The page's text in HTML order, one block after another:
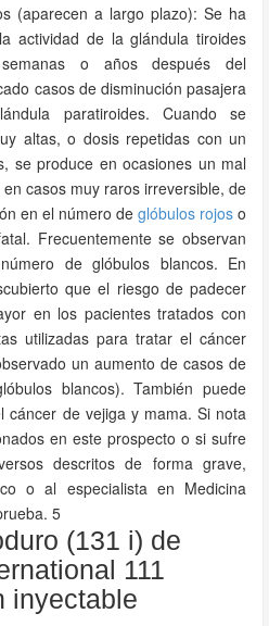
(aparecen a largo plazo): Se ha
actividad de la glándula tiroides
o años después del
casos de disminución pasajera
paratiroides. Cuando se
altas, o dosis repetidas con un
se produce en ocasiones un mal
casos muy raros irreversible, de
en el número de glóbulos rojos o
Frecuentemente se observan
de glóbulos blancos. En
que el riesgo de padecer
en los pacientes tratados con
utilizadas para tratar el cáncer
un aumento de casos de
blancos). También puede
cáncer de vejiga y mama. Si nota
en este prospecto o si sufre
descritos de forma grave,
o al especialista en Medicina
5
(131 i) de
111
inyectable